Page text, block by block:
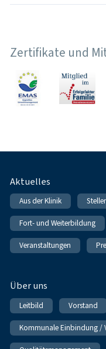
Zertifikate und
Fußnavigation
Aktuelles
Aus der Klinik
Fort- und Weiterbildung
Veranstaltungen
Über uns
Leitbild Vorstand
Kommunale Einbindung /